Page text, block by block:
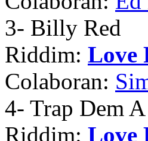
3- Billy Red
Riddim: Love
Colaboran:
4- Trap Dem A
Riddim: Love